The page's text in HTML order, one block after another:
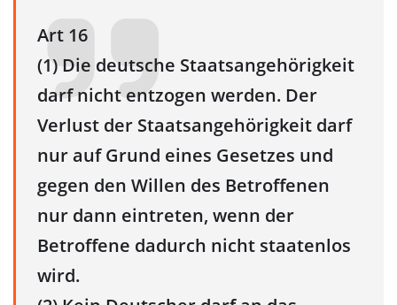
Art 16
(1) Die deutsche Staatsangehörigkeit
darf nicht entzogen werden. Der
Verlust der Staatsangehörigkeit darf
nur auf Grund eines Gesetzes und
gegen den Willen des Betroffenen
nur dann eintreten, wenn der
Betroffene dadurch nicht staatenlos
wird.